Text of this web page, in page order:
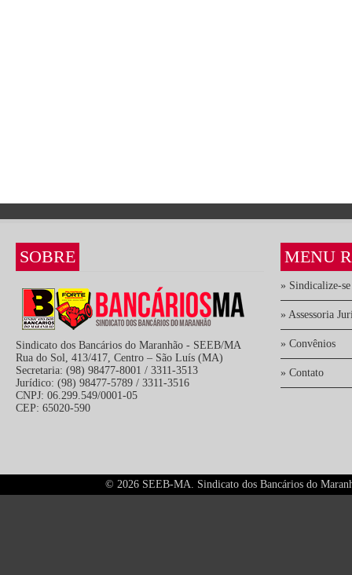
SOBRE
Sindicato dos Bancários do Maranhão - SEEB/MA
Rua do Sol, 413/417, Centro – São Luís (MA)
Secretaria: (98) 98477-8001 / 3311-3513
Jurídico: (98) 98477-5789 / 3311-3516
CNPJ: 06.299.549/0001-05
CEP: 65020-590
MENU
» Sindicalize-se
» Assessoria
» Convênios
» Contato
© 2026 SEEB-MA. Sindicato dos Bancários do